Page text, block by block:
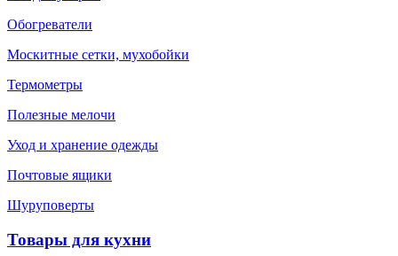
Обогреватели
Москитные сетки, мухобойки
Термометры
Полезные мелочи
Уход и хранение одежды
Почтовые ящики
Шуруповерты
Товары для кухни